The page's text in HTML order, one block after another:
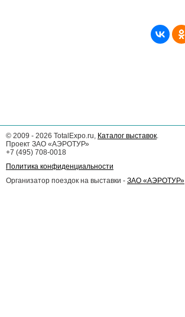
© 2009 - 2026 TotalExpo.ru, Каталог выставок.
Проект ЗАО «АЭРОТУР»
+7 (495) 708-0018
Политика конфиденциальности
Организатор поездок на выставки - ЗАО «АЭРОТУР»